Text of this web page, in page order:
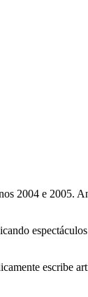
2004 e 2005.
escribe